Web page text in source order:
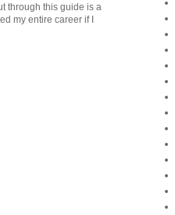
through this guide is a
my entire career if I